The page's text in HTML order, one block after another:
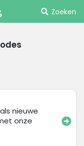
Zoeken
nieuwe
onze